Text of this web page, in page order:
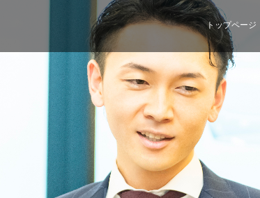
トップページ